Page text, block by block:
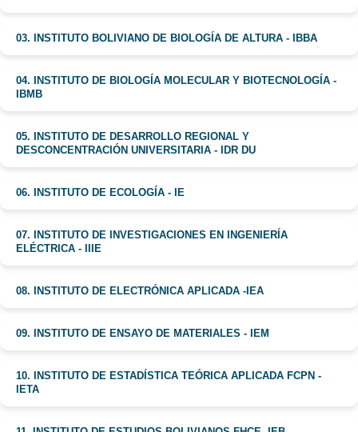
03. INSTITUTO BOLIVIANO DE BIOLOGÍA DE ALTURA - IBBA
04. INSTITUTO DE BIOLOGÍA MOLECULAR Y BIOTECNOLOGÍA -
IBMB
05. INSTITUTO DE DESARROLLO REGIONAL Y
DESCONCENTRACIÓN UNIVERSITARIA - IDR DU
06. INSTITUTO DE ECOLOGÍA - IE
07. INSTITUTO DE INVESTIGACIONES EN INGENIERÍA
ELÉCTRICA - IIIE
08. INSTITUTO DE ELECTRÓNICA APLICADA -IEA
09. INSTITUTO DE ENSAYO DE MATERIALES - IEM
10. INSTITUTO DE ESTADÍSTICA TEÓRICA APLICADA FCPN -
IETA